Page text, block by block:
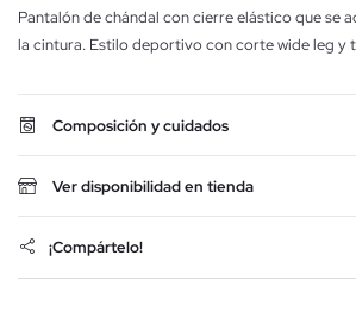
Pantalón de chándal con cierre elástico que se
la cintura. Estilo deportivo con corte wide leg y
Composición y cuidados
Ver disponibilidad en tienda
¡Compártelo!